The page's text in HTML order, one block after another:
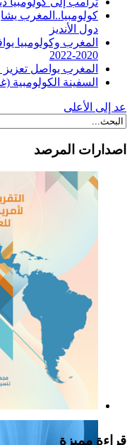
كولومبيا..المغرب
دول الأنديز
المغرب وكولومبيا
2020-2022
المغرب يواصل
السفينة الكولومبية
عد إلى الأعلى
اصدارات المرصد
التقرير السياسي
اللاتينية للعام 2019
قراءة مميزة